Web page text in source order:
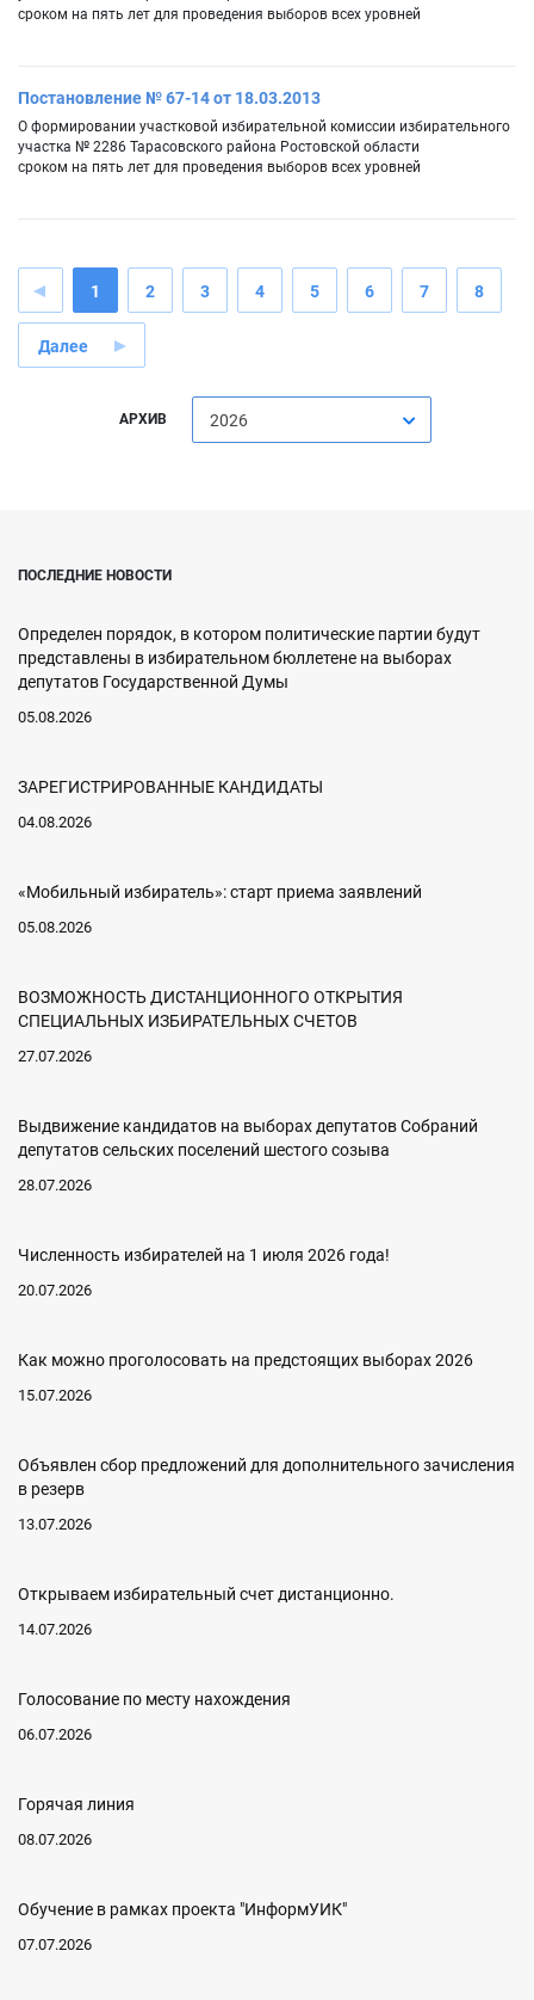
сроком на пять лет для проведения выборов всех уровней
Постановление № 67-14 от 18.03.2013
О формировании участковой избирательной комиссии избирательного
участка № 2286 Тарасовского района Ростовской области
сроком на пять лет для проведения выборов всех уровней
1 2 3 4 5 6 7 8
Далее
АРХИВ 2026
ПОСЛЕДНИЕ НОВОСТИ
Определен порядок, в котором политические партии будут
представлены в избирательном бюллетене на выборах
депутатов Государственной Думы
05.08.2026
ЗАРЕГИСТРИРОВАННЫЕ КАНДИДАТЫ
04.08.2026
«Мобильный избиратель»: старт приема заявлений
05.08.2026
ВОЗМОЖНОСТЬ ДИСТАНЦИОННОГО ОТКРЫТИЯ
СПЕЦИАЛЬНЫХ ИЗБИРАТЕЛЬНЫХ СЧЕТОВ
27.07.2026
Выдвижение кандидатов на выборах депутатов Собраний
депутатов сельских поселений шестого созыва
28.07.2026
Численность избирателей на 1 июля 2026 года!
20.07.2026
Как можно проголосовать на предстоящих выборах 2026
15.07.2026
Объявлен сбор предложений для дополнительного зачисления
в резерв
13.07.2026
Открываем избирательный счет дистанционно.
14.07.2026
Голосование по месту нахождения
06.07.2026
Горячая линия
08.07.2026
Обучение в рамках проекта "ИнформУИК"
07.07.2026